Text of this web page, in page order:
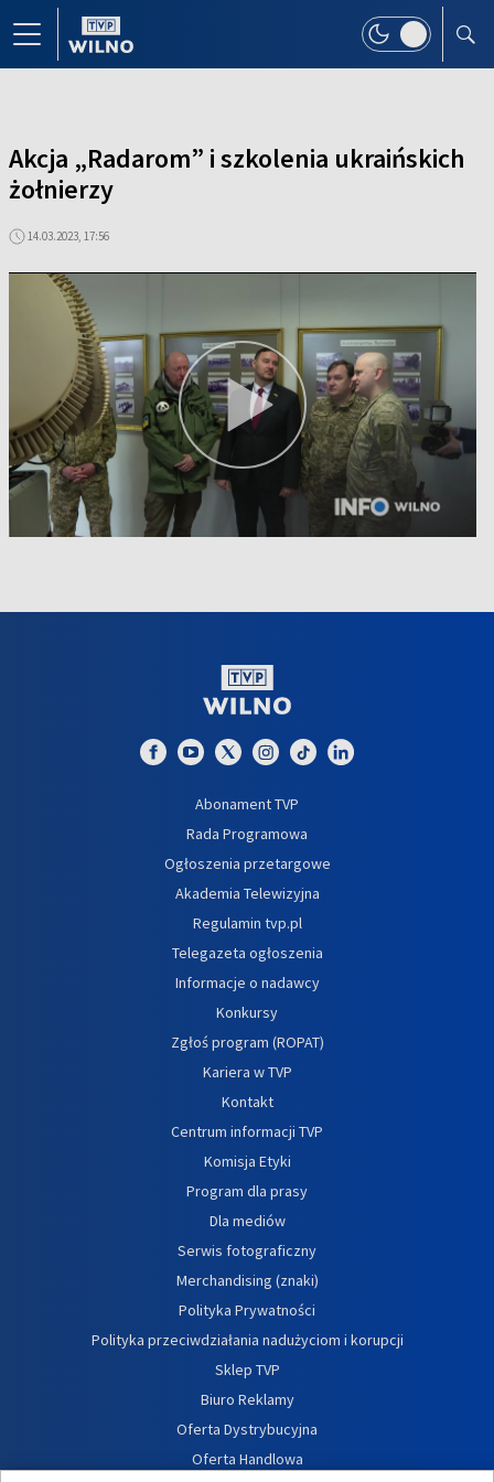
Akcja „Radarom” i szkolenia ukraińskich
żołnierzy
14.03.2023, 17:56
Abonament TVP
Rada Programowa
Ogłoszenia przetargowe
Akademia Telewizyjna
Regulamin tvp.pl
Telegazeta ogłoszenia
Informacje o nadawcy
Konkursy
Zgłoś program (ROPAT)
Kariera w TVP
Kontakt
Centrum informacji TVP
Komisja Etyki
Program dla prasy
Dla mediów
Serwis fotograficzny
Merchandising (znaki)
Polityka Prywatności
Polityka przeciwdziałania nadużyciom i korupcji
Sklep TVP
Biuro Reklamy
Oferta Dystrybucyjna
Oferta Handlowa